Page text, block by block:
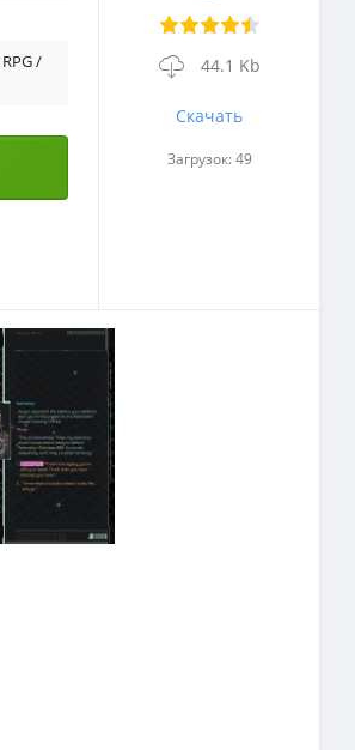
RPG /
44.1 Kb
Скачать
Загрузок: 49